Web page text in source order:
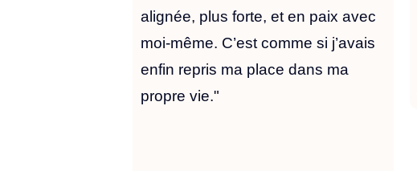
alignée, plus forte, et en paix avec
moi-même. C’est comme si j’avais
enfin repris ma place dans ma
propre vie."